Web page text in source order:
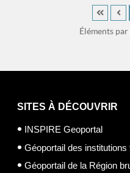
Éléments par
SITES À DÉCOUVRIR
INSPIRE Geoportal
Géoportail des institutions
Géoportail de la Région